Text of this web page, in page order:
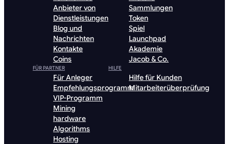
Anbieter von
Dienstleistungen
Blog und
Nachrichten
Kontakte
Coins
Sammlungen
Token
Spiel
Launchpad
Akademie
Jacob & Co.
FÜR PARTNER
Für Anleger
Empfehlungsprogramm
VIP-Programm
Mining
hardware
Algorithms
Hosting
HILFE
Hilfe für Kunden
Mitarbeiterüberprüfung